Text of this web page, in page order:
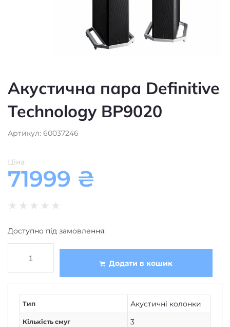
Акустична пара Definitive
Technology BP9020
Артикул: 60037246
Ціна
71999 ₴
★ ★ ★ ★ ★
Доступно під замовлення:
Додати в кошик
Тип Акустичні колонки
Кількість смуг 3